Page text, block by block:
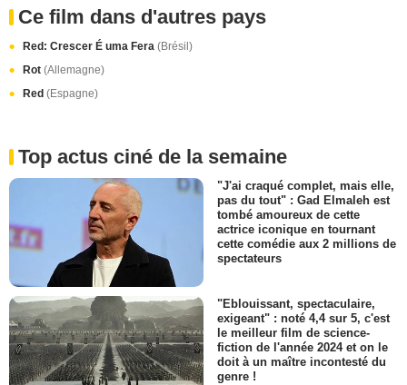
Ce film dans d'autres pays
Red: Crescer É uma Fera (Brésil)
Rot (Allemagne)
Red (Espagne)
Top actus ciné de la semaine
"J'ai craqué complet, mais elle,
pas du tout" : Gad Elmaleh est
tombé amoureux de cette
actrice iconique en tournant
cette comédie aux 2 millions de
spectateurs
"Eblouissant, spectaculaire,
exigeant" : noté 4,4 sur 5, c'est
le meilleur film de science-
fiction de l'année 2024 et on le
doit à un maître incontesté du
genre !